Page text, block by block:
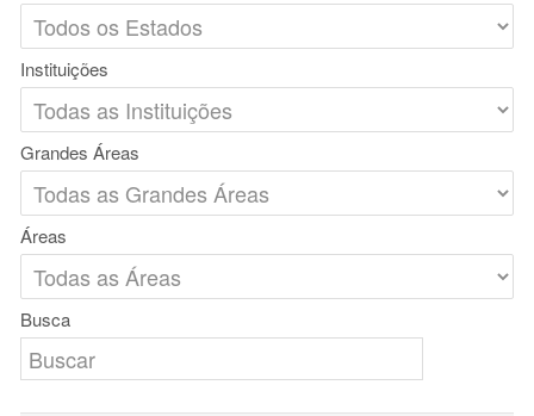
Instituições
Grandes Áreas
Áreas
Busca